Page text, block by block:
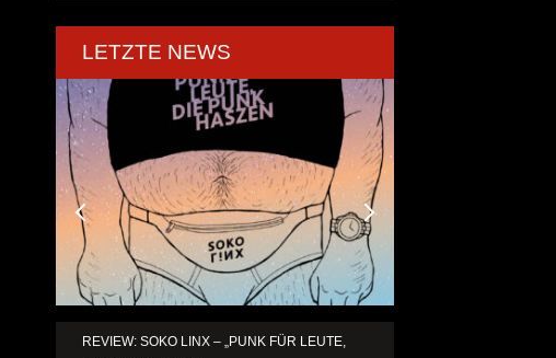
LETZTE NEWS
REVIEW: SOKO LINX – „PUNK FÜR LEUTE,